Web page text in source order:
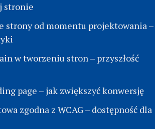
stronie
strony od momentu projektowania –
w tworzeniu stron – przyszłość
page – jak zwiększyć konwersję
zgodna z WCAG – dostępność dla